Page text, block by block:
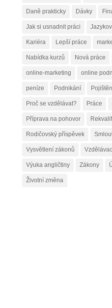
Daně prakticky Dávky
Jak si usnadnit práci
Kariéra Lepší práce
Nabídka kurzů Nová práce
online-marketing online
peníze Podnikání
Proč se vzdělávat? Práce
Příprava na pohovor
Rodičovský příspěvek
Vysvětlení zákonů
Výuka angličtiny Zákony
Životní změna